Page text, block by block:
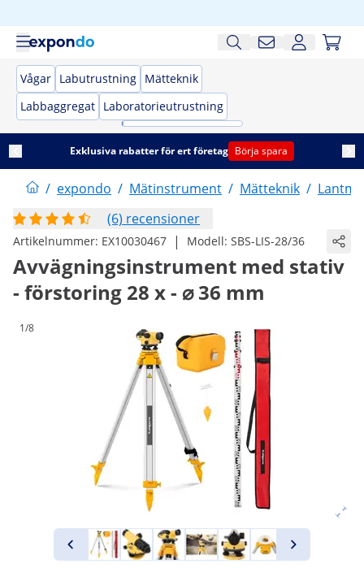
Vågar Labutrustning Mätteknik
Labbaggregat Laboratorieutrustning
Exklusiva rabatter för ert företag Börja spara
/ expondo / Mätinstrument / Mätteknik /
(6) recensioner
Artikelnummer: EX10030467 | Modell: SBS-LIS-28/36
Avvägningsinstrument med stativ
- förstoring 28 x - ⌀ 36 mm
1/8